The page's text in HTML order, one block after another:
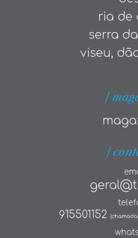
ria de
serra
viseu,
|
|
915501152